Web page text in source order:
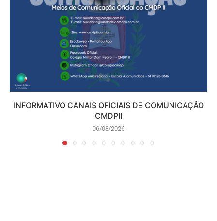
INFORMATIVO CANAIS OFICIAIS DE COMUNICAÇÃO
CMDPII
06/08/2026